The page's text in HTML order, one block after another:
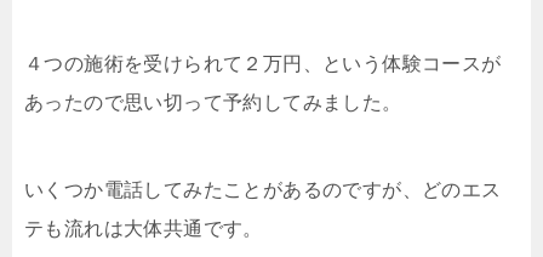
４つの施術を受けられて２万円、という体験コースが
あったので思い切って予約してみました。
いくつか電話してみたことがあるのですが、どのエス
テも流れは大体共通です。